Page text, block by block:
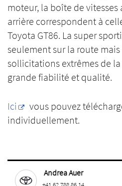
moteur, la boîte de vitesses
arrière correspondent à
Toyota GT86. La super
seulement sur la route mais
sollicitations extrêmes de
grande fiabilité et qualité.
Ici
vous pouvez
individuellement.
Andrea Auer